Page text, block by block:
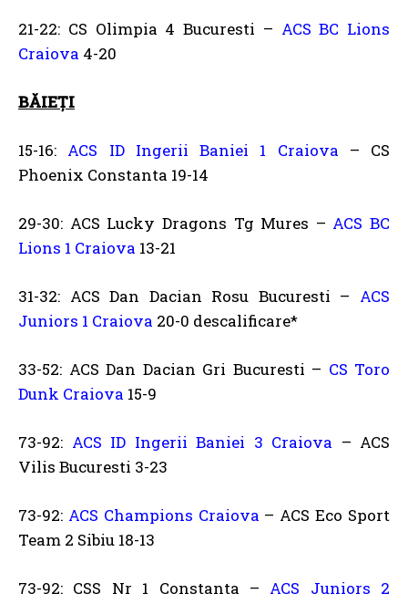
21-22: CS Olimpia 4 Bucuresti – ACS BC Lions
Craiova 4-20
BĂIEȚI
15-16: ACS ID Ingerii Baniei 1 Craiova – CS
Phoenix Constanta 19-14
29-30: ACS Lucky Dragons Tg Mures – ACS BC
Lions 1 Craiova 13-21
31-32: ACS Dan Dacian Rosu Bucuresti – ACS
Juniors 1 Craiova 20-0 descalificare*
33-52: ACS Dan Dacian Gri Bucuresti – CS Toro
Dunk Craiova 15-9
73-92: ACS ID Ingerii Baniei 3 Craiova – ACS
Vilis Bucuresti 3-23
73-92: ACS Champions Craiova – ACS Eco Sport
Team 2 Sibiu 18-13
73-92: CSS Nr 1 Constanta – ACS Juniors 2